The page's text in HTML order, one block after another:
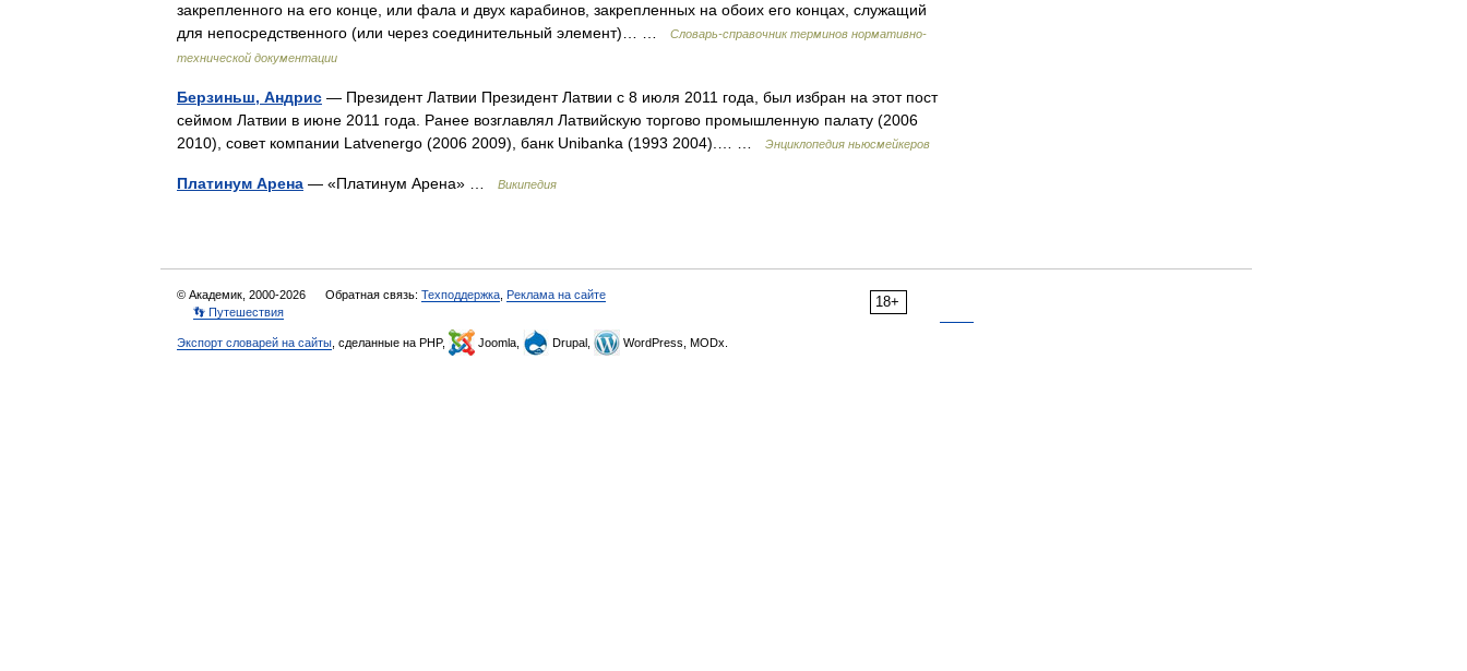
закрепленного на его конце, или фала и двух карабинов, закрепленных на обоих его концах, служащий
для непосредственного (или через соединительный элемент)… …
Словарь-справочник терминов нормативно-
технической документации
Берзиньш, Андрис — Президент Латвии Президент Латвии с 8 июля 2011 года, был избран на этот пост
сеймом Латвии в июне 2011 года. Ранее возглавлял Латвийскую торгово промышленную палату (2006
2010), совет компании Latvenergo (2006 2009), банк Unibanka (1993 2004).… …
Энциклопедия ньюсмейкеров
Платинум Арена — «Платинум Арена» … Википедия
18+
© Академик, 2000-2026 Обратная связь: Техподдержка Реклама на сайте
👣 Путешествия
Экспорт словарей на сайты , сделанные на PHP, Joomla, Drupal, WordPress, MODx.